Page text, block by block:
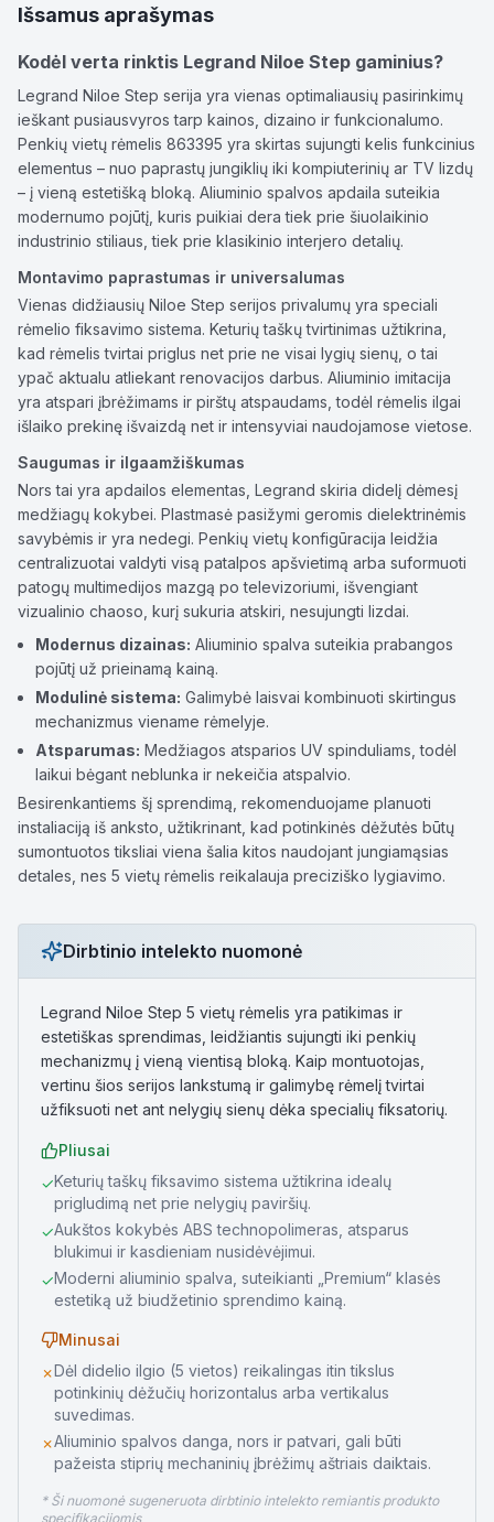
Išsamus aprašymas
Kodėl verta rinktis Legrand Niloe Step gaminius?
Legrand Niloe Step serija yra vienas optimaliausių pasirinkimų
ieškant pusiausvyros tarp kainos, dizaino ir funkcionalumo.
Penkių vietų rėmelis 863395 yra skirtas sujungti kelis funkcinius
elementus – nuo paprastų jungiklių iki kompiuterinių ar TV lizdų
– į vieną estetišką bloką. Aliuminio spalvos apdaila suteikia
modernumo pojūtį, kuris puikiai dera tiek prie šiuolaikinio
industrinio stiliaus, tiek prie klasikinio interjero detalių.
Montavimo paprastumas ir universalumas
Vienas didžiausių Niloe Step serijos privalumų yra speciali
rėmelio fiksavimo sistema. Keturių taškų tvirtinimas užtikrina,
kad rėmelis tvirtai priglus net prie ne visai lygių sienų, o tai
ypač aktualu atliekant renovacijos darbus. Aliuminio imitacija
yra atspari įbrėžimams ir pirštų atspaudams, todėl rėmelis ilgai
išlaiko prekinę išvaizdą net ir intensyviai naudojamose vietose.
Saugumas ir ilgaamžiškumas
Nors tai yra apdailos elementas, Legrand skiria didelį dėmesį
medžiagų kokybei. Plastmasė pasižymi geromis dielektrinėmis
savybėmis ir yra nedegi. Penkių vietų konfigūracija leidžia
centralizuotai valdyti visą patalpos apšvietimą arba suformuoti
patogų multimedijos mazgą po televizoriumi, išvengiant
vizualinio chaoso, kurį sukuria atskiri, nesujungti lizdai.
Modernus dizainas: Aliuminio spalva suteikia prabangos
pojūtį už prieinamą kainą.
Modulinė sistema: Galimybė laisvai kombinuoti skirtingus
mechanizmus viename rėmelyje.
Atsparumas: Medžiagos atsparios UV spinduliams, todėl
laikui bėgant neblunka ir nekeičia atspalvio.
Besirenkantiems šį sprendimą, rekomenduojame planuoti
instaliaciją iš anksto, užtikrinant, kad potinkinės dėžutės būtų
sumontuotos tiksliai viena šalia kitos naudojant jungiamąsias
detales, nes 5 vietų rėmelis reikalauja preciziško lygiavimo.
Dirbtinio intelekto nuomonė
Legrand Niloe Step 5 vietų rėmelis yra patikimas ir
estetiškas sprendimas, leidžiantis sujungti iki penkių
mechanizmų į vieną vientisą bloką. Kaip montuotojas,
vertinu šios serijos lankstumą ir galimybę rėmelį tvirtai
užfiksuoti net ant nelygių sienų dėka specialių fiksatorių.
Pliusai
✓Keturių taškų fiksavimo sistema užtikrina idealų
prigludimą net prie nelygių paviršių.
✓Aukštos kokybės ABS technopolimeras, atsparus
blukimui ir kasdieniam nusidėvėjimui.
✓Moderni aliuminio spalva, suteikianti „Premium“ klasės
estetiką už biudžetinio sprendimo kainą.
Minusai
✗Dėl didelio ilgio (5 vietos) reikalingas itin tikslus
potinkinių dėžučių horizontalus arba vertikalus
suvedimas.
✗Aliuminio spalvos danga, nors ir patvari, gali būti
pažeista stiprių mechaninių įbrėžimų aštriais daiktais.
* Ši nuomonė sugeneruota dirbtinio intelekto remiantis produkto
specifikacijomis